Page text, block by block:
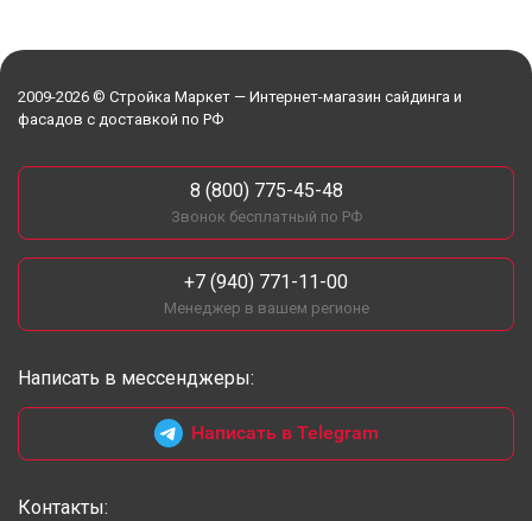
2009-2026 © Стройка Маркет — Интернет-магазин сайдинга и
фасадов с доставкой по РФ
8 (800) 775-45-48
Звонок бесплатный по РФ
+7 (940) 771-11-00
Менеджер в вашем регионе
Написать в мессенджеры:
Написать в Telegram
Контакты: